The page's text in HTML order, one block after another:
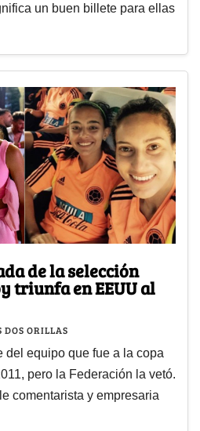
un buen billete para ellas
de la selección
triunfa en EEUU al
DOS ORILLAS
del equipo que fue a la copa
pero la Federación la vetó.
comentarista y empresaria